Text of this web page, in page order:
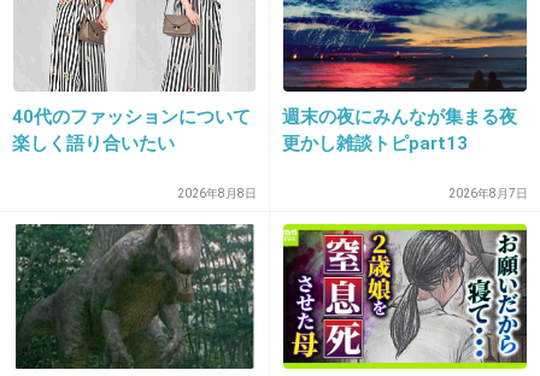
28. 匿名2015/06/27(土) 10:18:21
私は満島ひかりを 見たい
29. 匿名 2015/06/27(土) 10:20:34
そもそもなんでど根性カエルを(^_^;)
世代じゃないから分からないけど、その時の人
40代のファッションについて
楽しく語り合いたい
2026年8月8日
週末の夜にみんなが集まる夜
更かし雑談トピpart13
2026年8月7日